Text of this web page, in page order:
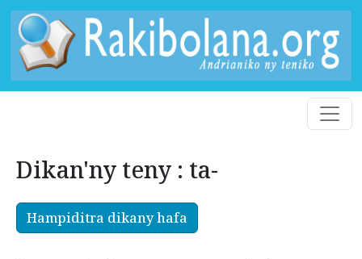
Dikan'ny teny : ta-
Hampiditra dikany hafa